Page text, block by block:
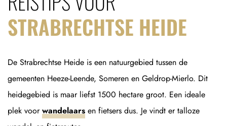
STRABRECHTSE HEIDE
De Strabrechtse Heide is een natuurgebied tussen de
gemeenten Heeze-Leende, Someren en Geldrop-Mierlo. Dit
heidegebied is maar liefst 1500 hectare groot. Een ideale
plek voorwandelaars en fietsers dus. Je vindt er talloze